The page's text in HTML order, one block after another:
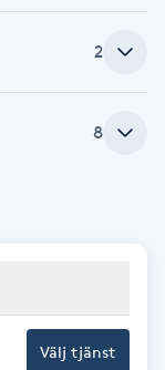
2
8
Välj tjänst